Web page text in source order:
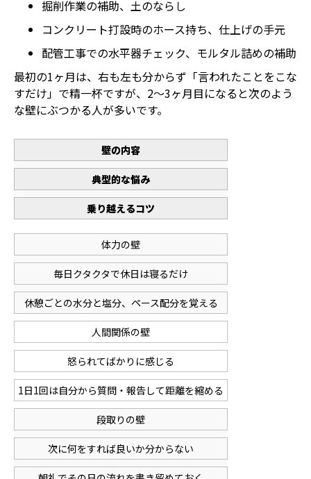
掘削作業の補助、土のならし
コンクリート打設時のホース持ち、仕上げの手元
配管工事での水平器チェック、モルタル詰めの補助
最初の1ヶ月は、右も左も分からず「言われたことをこな
すだけ」で精一杯ですが、2〜3ヶ月目になると次のよう
な壁にぶつかる人が多いです。
壁の内容
典型的な悩み
乗り越えるコツ
体力の壁
毎日クタクタで休日は寝るだけ
休憩ごとの水分と塩分、ペース配分を覚える
人間関係の壁
怒られてばかりに感じる
1日1回は自分から質問・報告して距離を縮める
段取りの壁
次に何をすれば良いか分からない